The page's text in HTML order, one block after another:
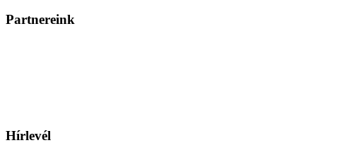
Partnereink
Hírlevél